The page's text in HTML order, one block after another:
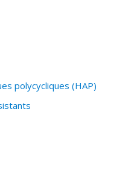
polycycliques (HAP)